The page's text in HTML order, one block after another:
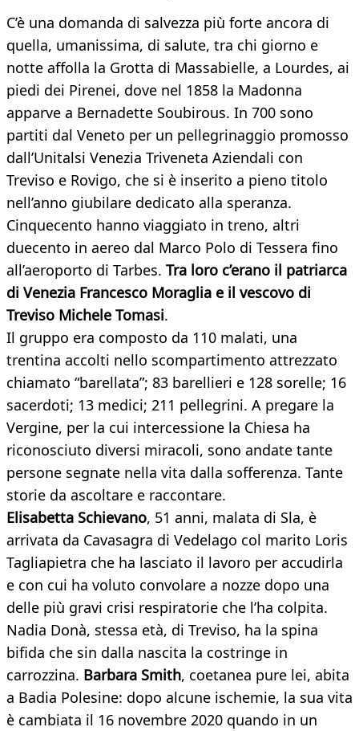
C’è una domanda di salvezza più forte ancora di
quella, umanissima, di salute, tra chi giorno e
notte affolla la Grotta di Massabielle, a Lourdes, ai
piedi dei Pirenei, dove nel 1858 la Madonna
apparve a Bernadette Soubirous. In 700 sono
partiti dal Veneto per un pellegrinaggio promosso
dall’Unitalsi Venezia Triveneta Aziendali con
Treviso e Rovigo, che si è inserito a pieno titolo
nell’anno giubilare dedicato alla speranza.
Cinquecento hanno viaggiato in treno, altri
duecento in aereo dal Marco Polo di Tessera fino
all’aeroporto di Tarbes. Tra loro c’erano il patriarca
di Venezia Francesco Moraglia e il vescovo di
Treviso Michele Tomasi.
Il gruppo era composto da 110 malati, una
trentina accolti nello scompartimento attrezzato
chiamato “barellata”; 83 barellieri e 128 sorelle; 16
sacerdoti; 13 medici; 211 pellegrini. A pregare la
Vergine, per la cui intercessione la Chiesa ha
riconosciuto diversi miracoli, sono andate tante
persone segnate nella vita dalla sofferenza. Tante
storie da ascoltare e raccontare.
Elisabetta Schievano, 51 anni, malata di Sla, è
arrivata da Cavasagra di Vedelago col marito Loris
Tagliapietra che ha lasciato il lavoro per accudirla
e con cui ha voluto convolare a nozze dopo una
delle più gravi crisi respiratorie che l’ha colpita.
Nadia Donà, stessa età, di Treviso, ha la spina
bifida che sin dalla nascita la costringe in
carrozzina. Barbara Smith, coetanea pure lei, abita
a Badia Polesine: dopo alcune ischemie, la sua vita
è cambiata il 16 novembre 2020 quando in un